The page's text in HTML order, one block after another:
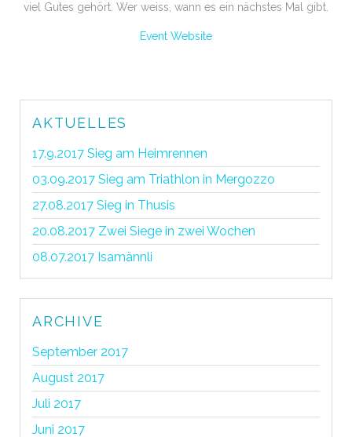
viel Gutes gehört. Wer weiss, wann es ein nächstes Mal gibt.
Event Website
AKTUELLES
17.9.2017 Sieg am Heimrennen
03.09.2017 Sieg am Triathlon in Mergozzo
27.08.2017 Sieg in Thusis
20.08.2017 Zwei Siege in zwei Wochen
08.07.2017 Isamännli
ARCHIVE
September 2017
August 2017
Juli 2017
Juni 2017